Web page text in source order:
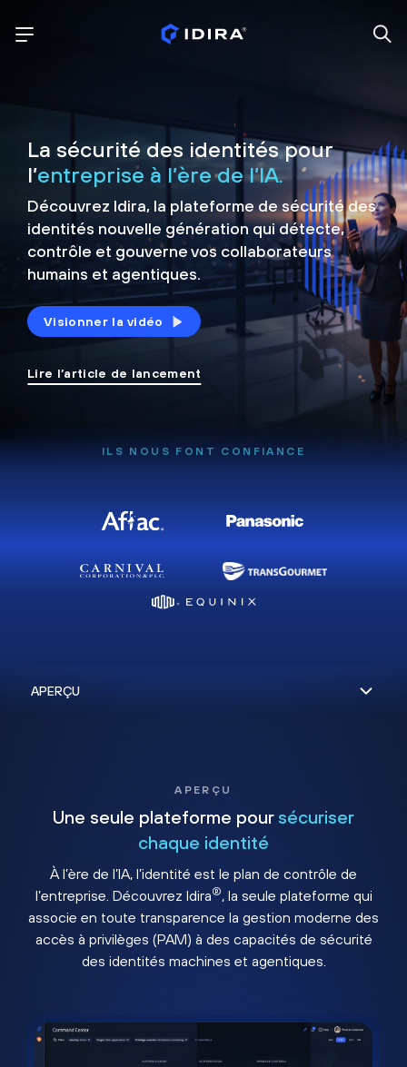
La sécurité des identités pour
l’entreprise à l’ère de l’IA.
Découvrez Idira, la plateforme de sécuritédes
identités nouvelle génération qui détecte,
contrôle et gouverne vos collaborateurs
humains et agentiques.
Visionner la vidéo
Lire l’article de lancement
ILS NOUS FONT CONFIANCE
APERÇU
Une seule plateforme pour sécuriser
chaque identité
À l’ère de l’IA, l’identité est le plan de contrôle de
l’entreprise. Découvrez Idira®, la seule plateforme qui
associe en toute transparence la gestion moderne des
accès à privilèges (PAM) à des capacités de sécurité
des identités machines et agentiques.